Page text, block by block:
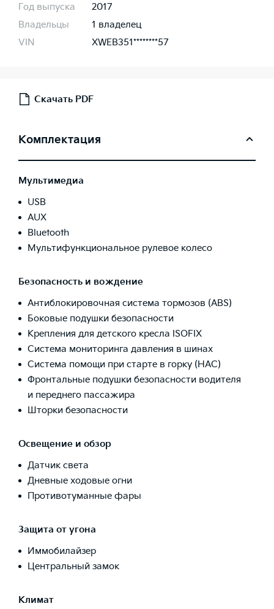
Год выпуска
2017
Владельцы
1 владелец
VIN
XWEB351********57
Скачать PDF
Комплектация
Мультимедиа
USB
AUX
Bluetooth
Мультифункциональное рулевое колесо
Безопасность и вождение
Антиблокировочная система тормозов (ABS)
Боковые подушки безопасности
Крепления для детского кресла ISOFIX
Система мониторинга давления в шинах
Система помощи при старте в горку (HAC)
Фронтальные подушки безопасности водителя
и переднего пассажира
Шторки безопасности
Освещение и обзор
Датчик света
Дневные ходовые огни
Противотуманные фары
Защита от угона
Иммобилайзер
Центральный замок
Климат